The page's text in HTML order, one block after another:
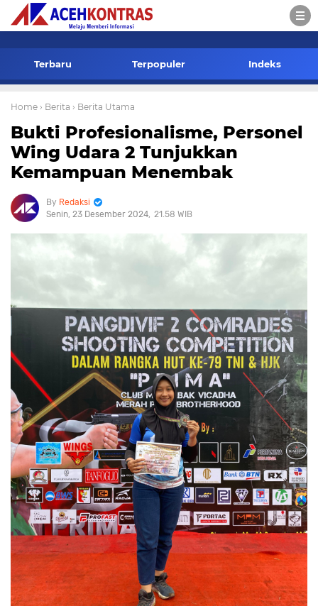
Terbaru Terpopuler Indeks
Home › Berita › Berita Utama
Bukti Profesionalisme, Personel
Wing Udara 2 Tunjukkan
Kemampuan Menembak
Redaksi
Senin, 23 Desember 2024 21.58 WIB